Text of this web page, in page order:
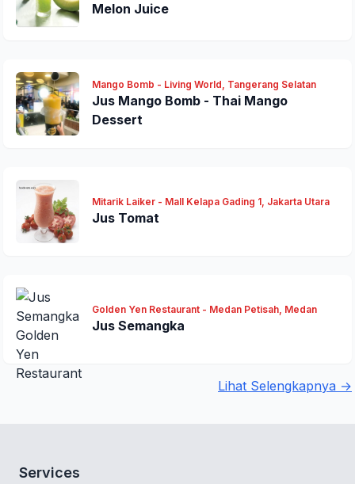
Melon Juice
Mango Bomb - Living World, Tangerang Selatan
Jus Mango Bomb - Thai Mango
Dessert
Mitarik Laiker - Mall Kelapa Gading 1, Jakarta Utara
Jus Tomat
Golden Yen Restaurant - Medan Petisah, Medan
Jus Semangka
Lihat Selengkapnya →
Services